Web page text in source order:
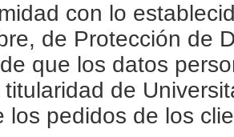
con lo
de Protección de
que los datos
de
los pedidos de los